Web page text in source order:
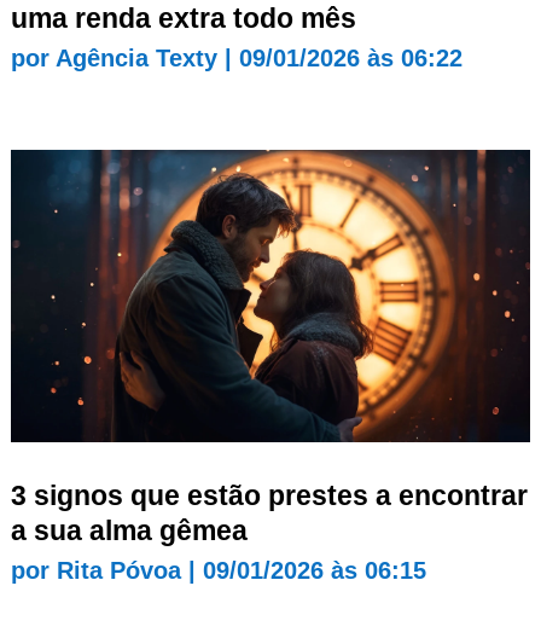
uma renda extra todo mês
por Agência Texty| 09/01/2026 às 06:22
3 signos que estão prestes a encontrar
a sua alma gêmea
por Rita Póvoa| 09/01/2026 às 06:15